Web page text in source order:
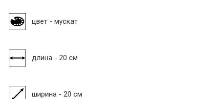
цвет - мускат
длина - 20 см
ширина - 20 см